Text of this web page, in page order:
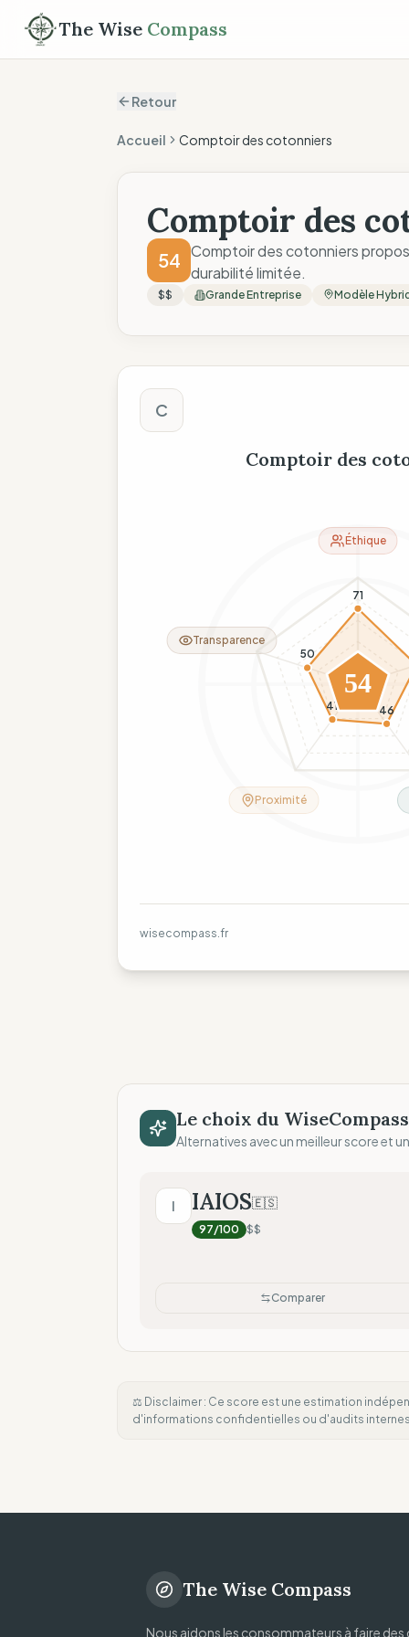
The Wise Compass
Retour
Accueil Comptoir des cotonniers
Comptoir des
54 Comptoir des cotonniers
durabilité limitée.
$$ Grande Entreprise Modèle
Score The Wise
C
Comptoir des
71
46
41
50
54
Éthique
Proximité
Transparence
wisecompass.fr
Le choix du WiseCompass
Alternatives avec un meilleur score et
I IAIOS🇪🇸
97/100 $$
Comparer
⚖️ Disclaimer : Ce score est une estimation
d'informations confidentielles ou d'audits
The Wise Compass
Nous aidons les consommateurs à faire des